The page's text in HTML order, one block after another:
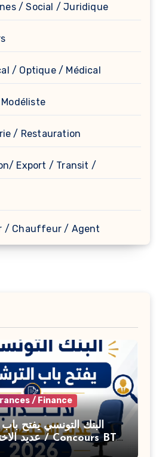
/ Social / Juridique
/ Optique / Médical
/ Restauration
Export / Transit /
/ Chauffeur / Agent
/ Finance
البنك التونسي يفتح
2026